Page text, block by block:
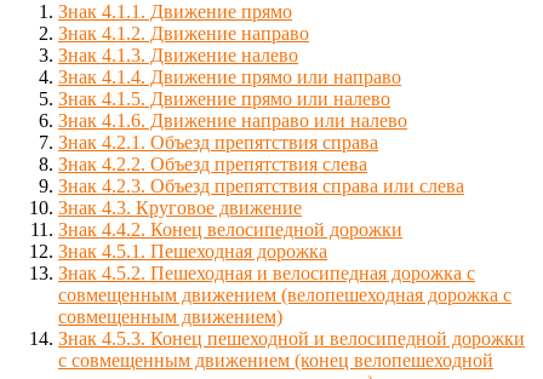
Знак 4.1.1. Движение прямо
Знак 4.1.2. Движение направо
Знак 4.1.3. Движение налево
Знак 4.1.4. Движение прямо или направо
Знак 4.1.5. Движение прямо или налево
Знак 4.1.6. Движение направо или налево
Знак 4.2.1. Объезд препятствия справа
Знак 4.2.2. Объезд препятствия слева
Знак 4.2.3. Объезд препятствия справа или слева
Знак 4.3. Круговое движение
Знак 4.4.2. Конец велосипедной дорожки
Знак 4.5.1. Пешеходная дорожка
Знак 4.5.2. Пешеходная и велосипедная дорожка с
совмещенным движением (велопешеходная дорожка с
совмещенным движением)
Знак 4.5.3. Конец пешеходной и велосипедной дорожки
с совмещенным движением (конец велопешеходной